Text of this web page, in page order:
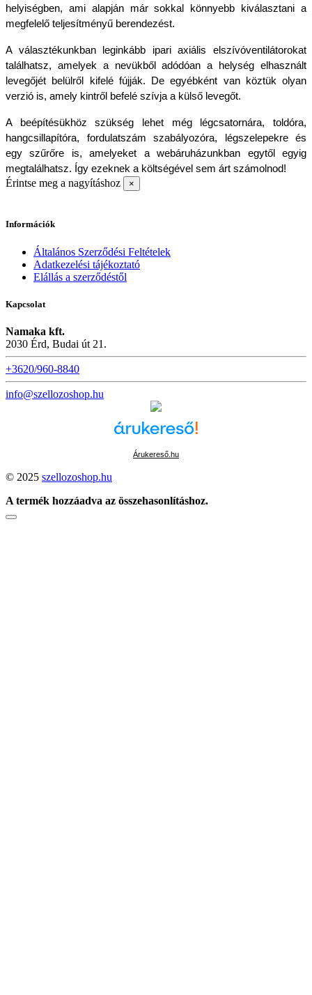
helyiségben, ami alapján már sokkal könnyebb kiválasztani a
megfelelő teljesítményű berendezést.
A választékunkban leginkább ipari axiális elszívóventilátorokat
találhatsz, amelyek a nevükből adódóan a helység elhasznált
levegőjét belülről kifelé fújják. De egyébként van köztük olyan
verzió is, amely kintről befelé szívja a külső levegőt.
A beépítésükhöz szükség lehet még légcsatornára, toldóra,
hangcsillapítóra, fordulatszám szabályozóra, légszelepekre és
egy szűrőre is, amelyeket a webáruházunkban egytől egyig
megtalálhatsz. Így ezeknek a költségével sem árt számolnod!
Érintse meg a nagyításhoz ×
Információk
Általános Szerződési Feltételek
Adatkezelési tájékoztató
Elállás a szerződéstől
Kapcsolat
Namaka kft.
2030 Érd, Budai út 21.
+3620/960-8840
info@szellozoshop.hu
Árukereső.hu
© 2025 szellozoshop.hu
A termék hozzáadva az összehasonlításhoz.